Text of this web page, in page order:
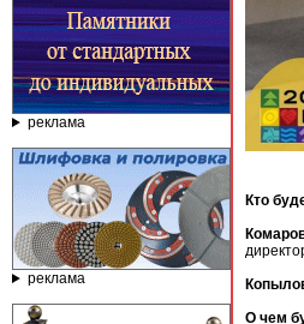
реклама
реклама
Кто
О чем